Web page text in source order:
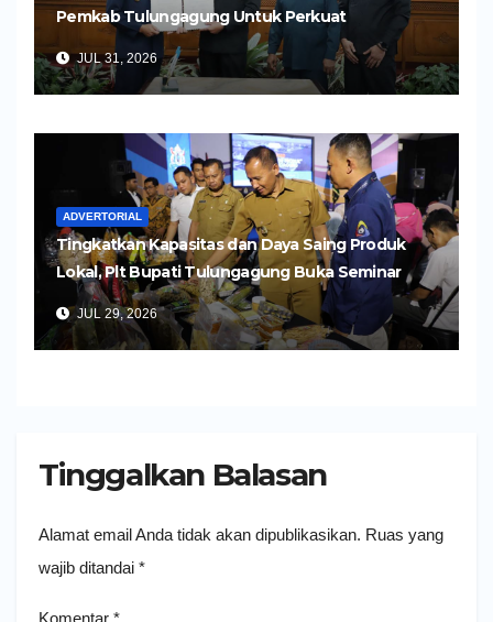
Pemkab Tulungagung Untuk Perkuat
Pembangunan Daerah
JUL 31, 2026
ADVERTORIAL
Tingkatkan Kapasitas dan Daya Saing Produk
Lokal, Plt Bupati Tulungagung Buka Seminar
Impor dan Ekspor Produk UMKM
JUL 29, 2026
Tinggalkan Balasan
Alamat email Anda tidak akan dipublikasikan. Ruas yang
wajib ditandai *
Komentar *